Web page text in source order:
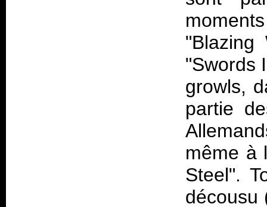
"Blazing
"Swords
growls,
partie
même à
Steel".
décousu